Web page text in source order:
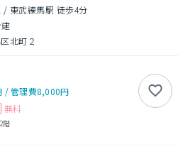
/ 東武練馬駅 徒歩4分
北町２
/管理費8,000円
無料
2階